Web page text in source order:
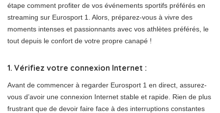
étape comment profiter de vos événements sportifs préférés en
streaming sur Eurosport 1. Alors, préparez-vous à vivre des
moments intenses et passionnants avec vos athlètes préférés, le
tout depuis le confort de votre propre canapé !
1. Vérifiez votre connexion Internet :
Avant de commencer à regarder Eurosport 1 en direct, assurez-
vous d’avoir une connexion Internet stable et rapide. Rien de plus
frustrant que de devoir faire face à des interruptions constantes